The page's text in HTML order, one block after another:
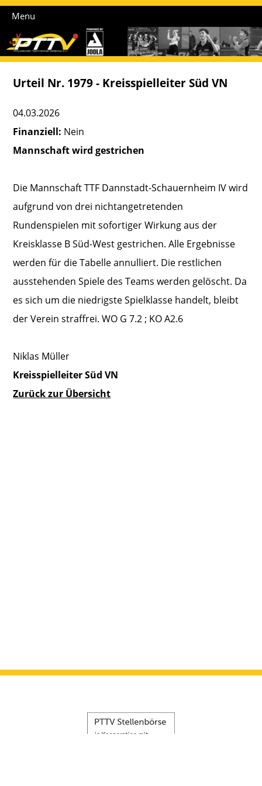
Menu
Urteil Nr. 1979 - Kreisspielleiter Süd VN
04.03.2026
Finanziell: Nein
Mannschaft wird gestrichen
Die Mannschaft TTF Dannstadt-Schauernheim IV wird
aufgrund von drei nichtangetretenden
Rundenspielen mit sofortiger Wirkung aus der
Kreisklasse B Süd-West gestrichen. Alle Ergebnisse
werden für die Tabelle annulliert. Die restlichen
ausstehenden Spiele des Teams werden gelöscht. Da
es sich um die niedrigste Spielklasse handelt, bleibt
der Verein straffrei. WO G 7.2 ; KO A2.6
Niklas Müller
Kreisspielleiter Süd VN
Zurück zur Übersicht